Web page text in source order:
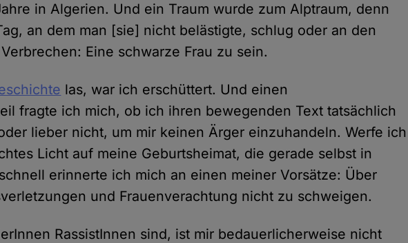
in Algerien. Und ein Traum wurde zum Alptraum, denn
an dem man [sie] nicht belästigte, schlug oder an den
Eine schwarze Frau zu sein.
las, war ich erschüttert. Und einen
fragte ich mich, ob ich ihren bewegenden Text tatsächlich
lieber nicht, um mir keinen Ärger einzuhandeln. Werfe ich
Licht auf meine Geburtsheimat, die gerade selbst in
erinnerte ich mich an einen meiner Vorsätze: Über
und Frauenverachtung nicht zu schweigen.
RassistInnen sind, ist mir bedauerlicherweise nicht